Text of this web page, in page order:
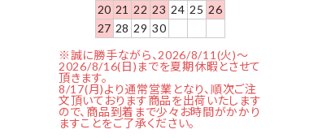
20 21 22 23 24 25 26
27 28 29 30
※誠に勝手ながら、2026/8/11(火)～
2026/8/16(日)までを夏期休暇とさせて
頂きます。
8/17(月)より通常営業となり、順次ご注
文頂いております商品を出荷いたします
ので、商品到着まで少々お時間がかかり
ますことをご了承ください。